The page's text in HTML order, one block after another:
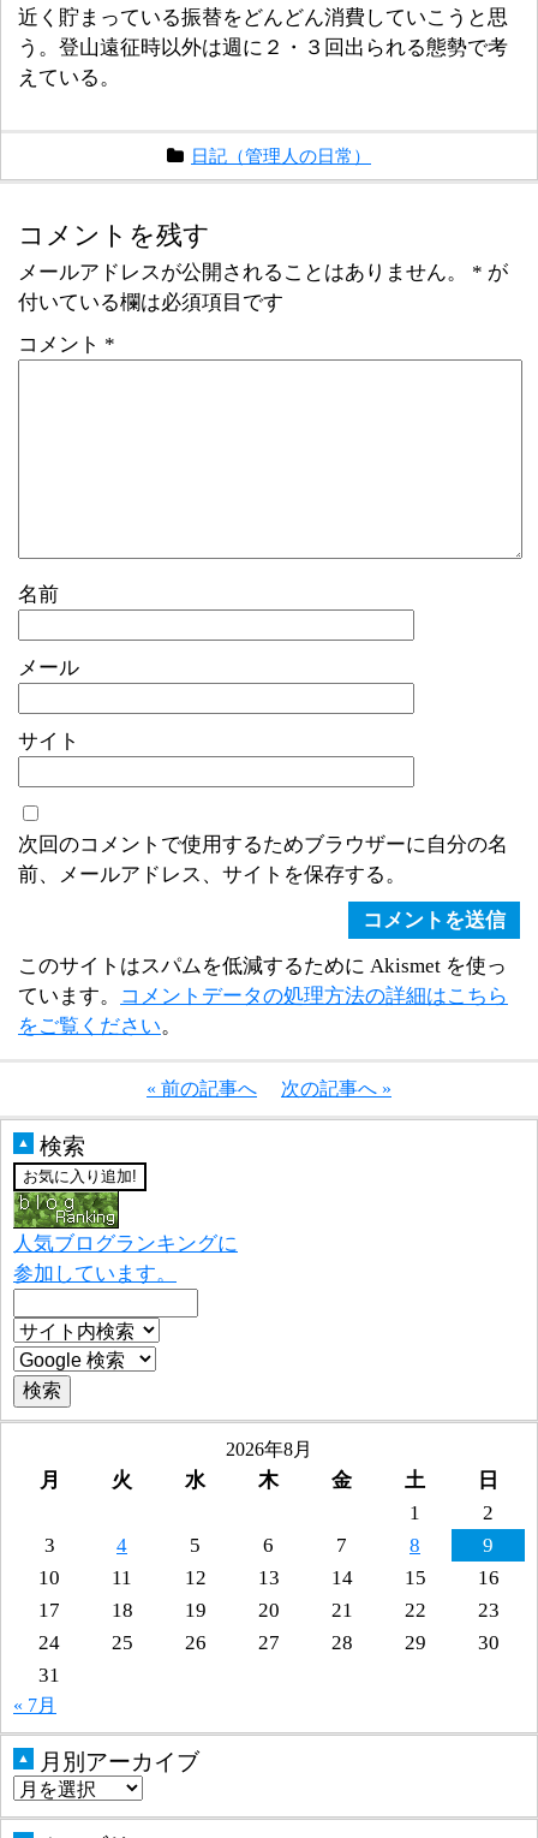
近く貯まっている振替をどんどん消費していこうと思
う。登山遠征時以外は週に２・３回出られる態勢で考
えている。
日記（管理人の日常）
コメントを残す
メールアドレスが公開されることはありません。 * が
付いている欄は必須項目です
コメント *
名前
メール
サイト
次回のコメントで使用するためブラウザーに自分の名
前、メールアドレス、サイトを保存する。
このサイトはスパムを低減するために Akismet を使っ
ています。
コメントデータの処理方法の詳細はこちら
をご覧ください。
« 前の記事へ 次の記事へ »
▲ 検索
人気ブログランキングに
参加しています。
2026年8月
月 火 水 木 金 土
日
1
2
3
4 5 6 7 8
9
10
11 12 13 14 15
16
17
18 19 20 21 22
23
24
25 26 27 28 29
30
31
« 7月
▲ 月別アーカイブ